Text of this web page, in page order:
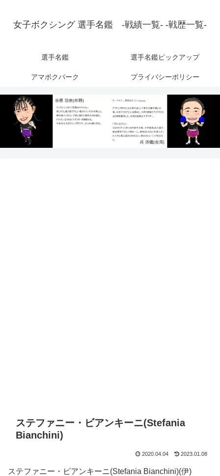
女子ボクシング 選手名鑑 -戦績一覧- -戦歴一覧-
選手名鑑 選手名鑑ピックアップ
アマボクパーク プライバシーポリシー
ステファニー・ビアンキーニ(Stefania
Bianchini)
2020.04.04 2023.01.08
ステファニー・ビアンキーニ(Stefania Bianchini)(伊)